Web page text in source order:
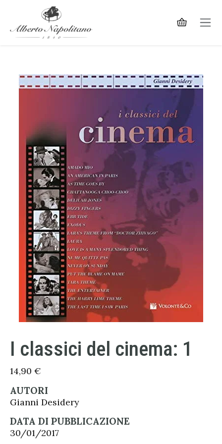
I classici del cinema: 1
14,90 €
AUTORI
Gianni Desidery
DATA DI PUBBLICAZIONE
30/01/2017